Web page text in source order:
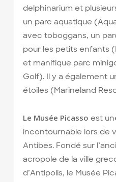
delphinarium et
un parc aquatique
avec toboggans, un
pour les petits enfants
et manifique parc
Golf). Il y a également
étoiles (Marineland
Le Musée Picasso est
incontournable lors de
Antibes. Fondé sur
acropole de la ville
d’Antipolis, le Musée